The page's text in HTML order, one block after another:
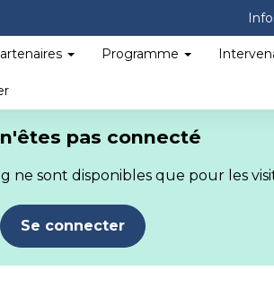
Programme
pas connecté
ne sont disponibles que pour les
Se connecter